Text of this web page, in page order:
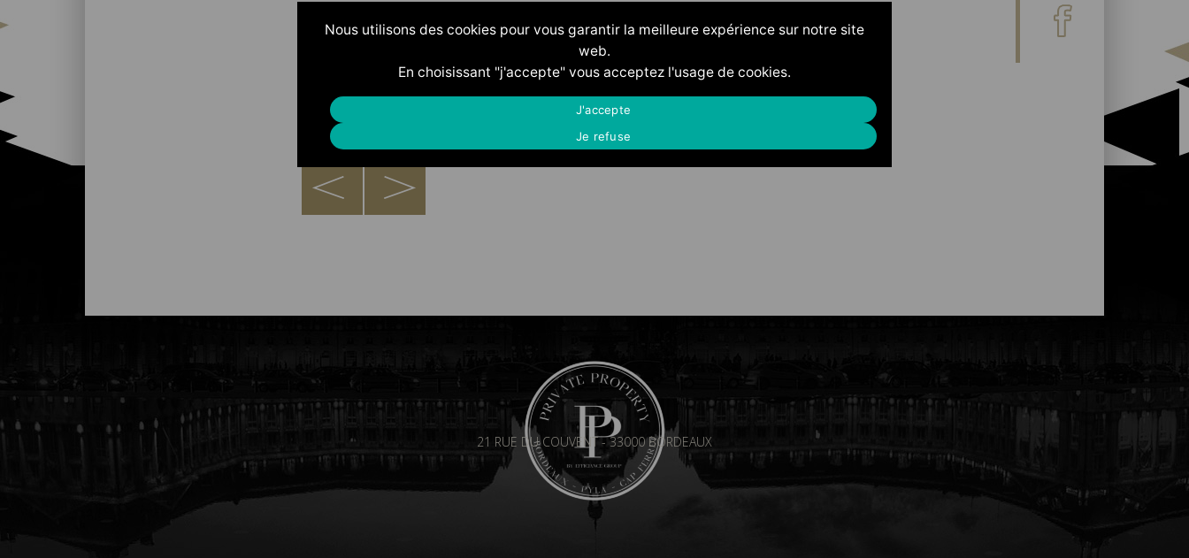
21 RUE DU COUVENT - 33000 BORDEAUX
Nous utilisons des cookies pour vous garantir la meilleure expérience sur notre site
web.
En choisissant "j'accepte" vous acceptez l'usage de cookies.
J'accepte
Je refuse